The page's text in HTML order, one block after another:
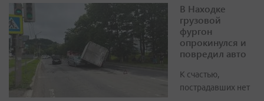
В Находке
грузовой
фургон
опрокинулся и
повредил авто
К счастью,
пострадавших нет